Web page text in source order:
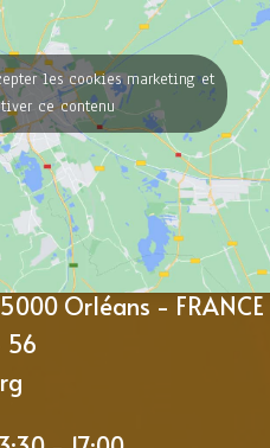
les cookies marketing et
ce contenu
Orléans - FRANCE
56